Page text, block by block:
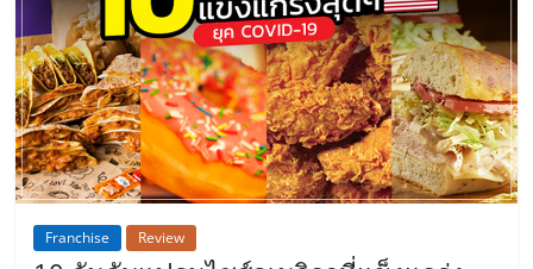
แฟ
รน
ไชส์,
Franchise Review